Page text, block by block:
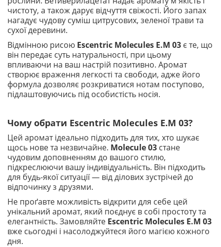
чистоту, а також дарує відчуття свіжості. Його запах
нагадує чудову суміш цитрусових, зеленої трави та
сухої деревини.
Відмінною рисою Escentric Molecules E.M 03 є те, що
він передає суть натуральності, при цьому
впливаючи на ваш настрій позитивно. Аромат
створює враження легкості та свободи, адже його
формула дозволяє розкриватися нотам поступово,
підлаштовуючись під особистість носія.
Чому обрати Escentric Molecules E.M 03?
Цей аромат ідеально підходить для тих, хто шукає
щось нове та незвичайне. Molecule 03 стане
чудовим доповненням до вашого стилю,
підкреслюючи вашу індивідуальність. Він підходить
для будь-якої ситуації — від ділових зустрічей до
відпочинку з друзями.
Не проґавте можливість відкрити для себе цей
унікальний аромат, який поєднує в собі простоту та
елегантність. Замовляйте Escentric Molecules E.M 03
вже сьогодні і насолоджуйтеся його магією кожного
дня.